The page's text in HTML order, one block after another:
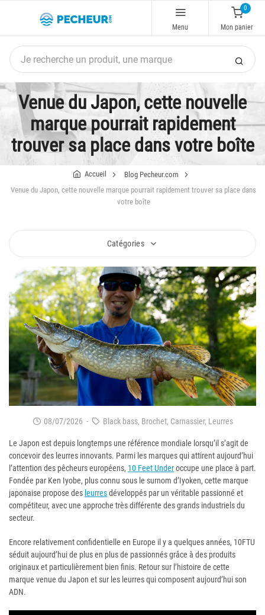
Menu
0
Mon panier
Venue du Japon, cette nouvelle
marque pourrait rapidement
trouver sa place dans votre boîte
Accueil
Blog Pecheur.com
Venue du Japon, cette nouvelle marque pourrait rapidement trouver sa place dans
votre boîte
Catégories
08/07/2026 - Black bass, Brochet, Carnassier, Leurres
Le Japon est depuis longtemps une référence mondiale lorsqu’il s’agit de
concevoir des leurres innovants. Parmi les marques qui attirent aujourd’hui
l’attention des pêcheurs européens, 10 Feet Underoccupe une place à part.
Fondée par Ken Iyobe, plus connu sous le surnom d’Iyoken, cette marque
japonaise propose des leurresdéveloppés par un véritable passionné et
compétiteur, avec une approche très différente des grands industriels du
secteur.
Encore relativement confidentielle en Europe il y a quelques années, 10FTU
séduit aujourd’hui de plus en plus de passionnés grâce à des produits
originaux et particulièrement bien finis. Retour sur l’histoire de cette
marque venue du Japon et sur les leurres qui composent aujourd’hui son
ADN.